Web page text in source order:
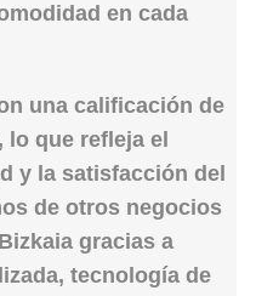
en cada
una calificación de
que refleja el
y la satisfacción del
de otros negocios
Bizkaia gracias a
tecnología de